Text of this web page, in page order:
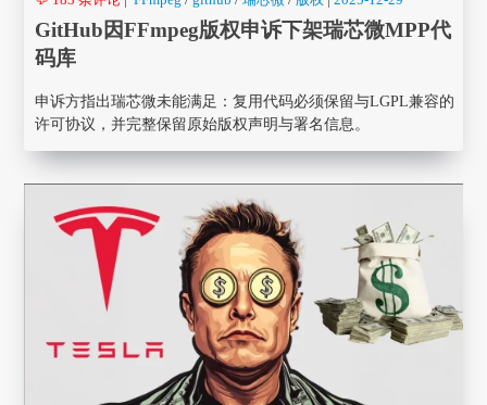
GitHub因FFmpeg版权申诉下架瑞芯微MPP代
码库
申诉方指出瑞芯微未能满足：复用代码必须保留与LGPL兼容的
许可协议，并完整保留原始版权声明与署名信息。